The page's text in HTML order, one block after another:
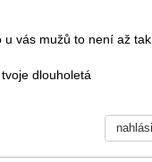
u vás mužů to není až tak
dlouholetá